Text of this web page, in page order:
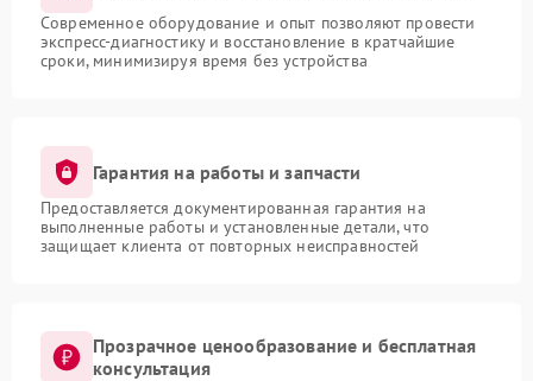
Современное оборудование и опыт позволяют провести
экспресс-диагностику и восстановление в кратчайшие
сроки, минимизируя время без устройства
Гарантия на работы и запчасти
Предоставляется документированная гарантия на
выполненные работы и установленные детали, что
защищает клиента от повторных неисправностей
Прозрачное ценообразование и бесплатная
консультация